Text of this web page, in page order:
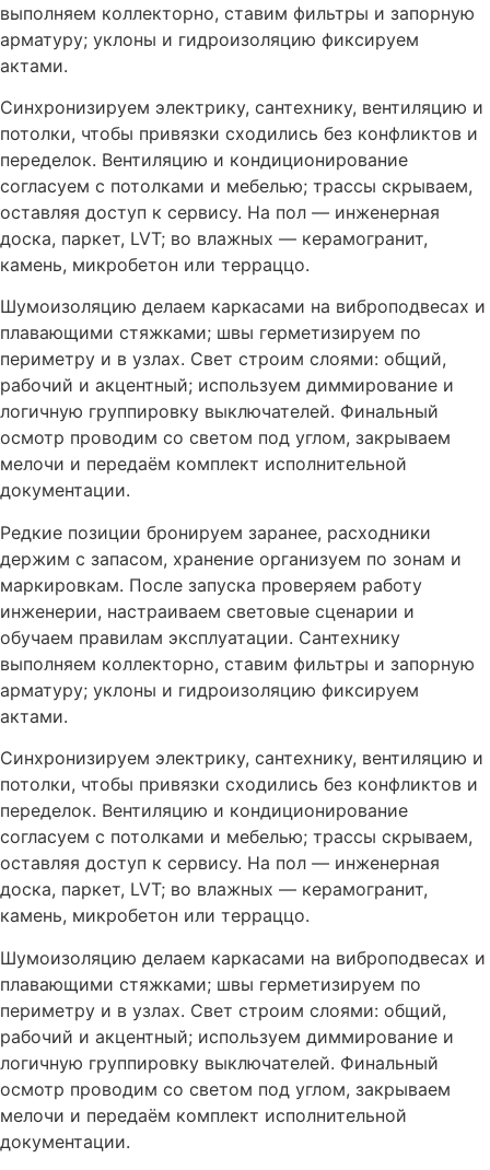
выполняем коллекторно, ставим фильтры и запорную
арматуру; уклоны и гидроизоляцию фиксируем
актами.
Синхронизируем электрику, сантехнику, вентиляцию и
потолки, чтобы привязки сходились без конфликтов и
переделок. Вентиляцию и кондиционирование
согласуем с потолками и мебелью; трассы скрываем,
оставляя доступ к сервису. На пол — инженерная
доска, паркет, LVT; во влажных — керамогранит,
камень, микробетон или терраццо.
Шумоизоляцию делаем каркасами на виброподвесах и
плавающими стяжками; швы герметизируем по
периметру и в узлах. Свет строим слоями: общий,
рабочий и акцентный; используем диммирование и
логичную группировку выключателей. Финальный
осмотр проводим со светом под углом, закрываем
мелочи и передаём комплект исполнительной
документации.
Редкие позиции бронируем заранее, расходники
держим с запасом, хранение организуем по зонам и
маркировкам. После запуска проверяем работу
инженерии, настраиваем световые сценарии и
обучаем правилам эксплуатации. Сантехнику
выполняем коллекторно, ставим фильтры и запорную
арматуру; уклоны и гидроизоляцию фиксируем
актами.
Синхронизируем электрику, сантехнику, вентиляцию и
потолки, чтобы привязки сходились без конфликтов и
переделок. Вентиляцию и кондиционирование
согласуем с потолками и мебелью; трассы скрываем,
оставляя доступ к сервису. На пол — инженерная
доска, паркет, LVT; во влажных — керамогранит,
камень, микробетон или терраццо.
Шумоизоляцию делаем каркасами на виброподвесах и
плавающими стяжками; швы герметизируем по
периметру и в узлах. Свет строим слоями: общий,
рабочий и акцентный; используем диммирование и
логичную группировку выключателей. Финальный
осмотр проводим со светом под углом, закрываем
мелочи и передаём комплект исполнительной
документации.